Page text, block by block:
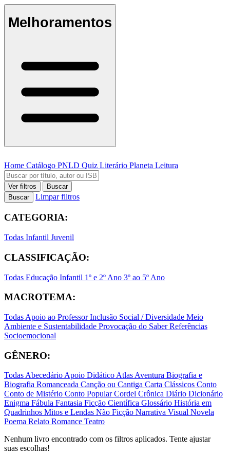
Melhoramentos
Home Catálogo PNLD Quiz Literário Planeta Leitura
Ver filtros
Buscar
Buscar
Limpar filtros
CATEGORIA:
Todas Infantil Juvenil
CLASSIFICAÇÃO:
Todas Educação Infantil 1º e 2º Ano 3º ao 5º Ano
MACROTEMA:
Todas Apoio ao ProfessorInclusão Social / Diversidade Meio
Ambiente e Sustentabilidade Provocação do SaberReferências
Socioemocional
GÊNERO:
TodasAbecedárioApoio DidáticoAtlasAventura Biografia e
Biografia Romanceada Canção ou Cantiga Carta Clássicos Conto
Conto de Mistério Conto PopularCordel Crônica Diário Dicionário
Enigma Fábula Fantasia Ficção Científica Glossário História em
Quadrinhos Mitos e Lendas Não Ficção Narrativa Visual Novela
Poema Relato Romance Teatro
Nenhum livro encontrado com os filtros aplicados. Tente ajustar
suas escolhas!